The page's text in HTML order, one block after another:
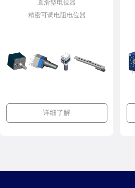
直滑型电位器
精密可调电阻电位器
详细了解